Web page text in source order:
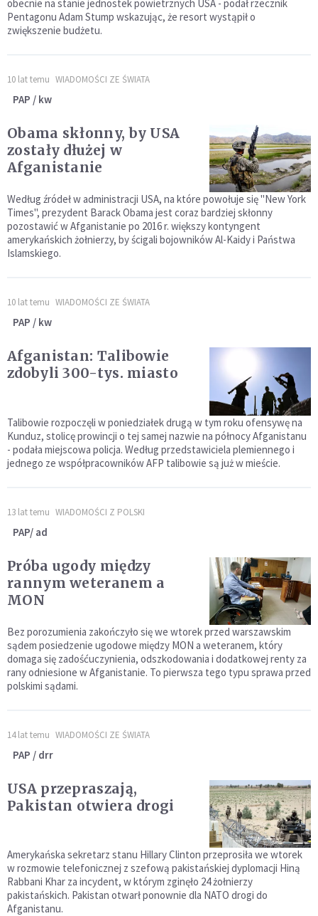
obecnie na stanie jednostek powietrznych USA - podał rzecznik
Pentagonu Adam Stump wskazując, że resort wystąpił o
zwiększenie budżetu.
10 lat temu WIADOMOŚCI ZE ŚWIATA
PAP / kw
Obama skłonny, by USA
zostały dłużej w
Afganistanie
Według źródeł w administracji USA, na które powołuje się "New York
Times", prezydent Barack Obama jest coraz bardziej skłonny
pozostawić w Afganistanie po 2016 r. większy kontyngent
amerykańskich żołnierzy, by ścigali bojowników Al-Kaidy i Państwa
Islamskiego.
10 lat temu WIADOMOŚCI ZE ŚWIATA
PAP / kw
Afganistan: Talibowie
zdobyli 300-tys. miasto
Talibowie rozpoczęli w poniedziałek drugą w tym roku ofensywę na
Kunduz, stolicę prowincji o tej samej nazwie na północy Afganistanu
- podała miejscowa policja. Według przedstawiciela plemiennego i
jednego ze współpracowników AFP talibowie są już w mieście.
13 lat temu WIADOMOŚCI Z POLSKI
PAP/ ad
Próba ugody między
rannym weteranem a
MON
Bez porozumienia zakończyło się we wtorek przed warszawskim
sądem posiedzenie ugodowe między MON a weteranem, który
domaga się zadośćuczynienia, odszkodowania i dodatkowej renty za
rany odniesione w Afganistanie. To pierwsza tego typu sprawa przed
polskimi sądami.
14 lat temu WIADOMOŚCI ZE ŚWIATA
PAP / drr
USA przepraszają,
Pakistan otwiera drogi
Amerykańska sekretarz stanu Hillary Clinton przeprosiła we wtorek
w rozmowie telefonicznej z szefową pakistańskiej dyplomacji Hiną
Rabbani Khar za incydent, w którym zginęło 24 żołnierzy
pakistańskich. Pakistan otwarł ponownie dla NATO drogi do
Afganistanu.